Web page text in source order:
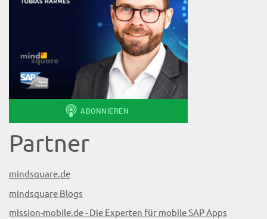
Partner
mindsquare.de
mindsquare Blogs
mission-mobile.de - Die Experten für mobile SAP Apps